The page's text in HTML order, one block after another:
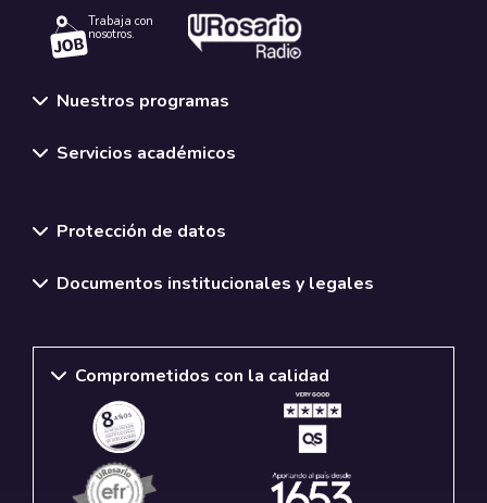
Trabaja con
nosotros.
Nuestros programas
Servicios académicos
Protección de datos
Documentos institucionales y legales
Comprometidos con la calidad